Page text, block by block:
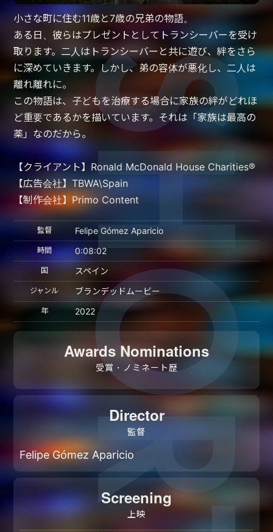
小さな町に住む11歳と7歳の兄弟の物語。
ある日、彼らはプレゼントとしてトランシーバーを受け
取ります。二人はトランシーバーと共に遊び、絆をさら
に深めていきます。しかし、弟の容体が悪化し、二人は
離れ離れに。
この物語は、子どもを治療する場合に家族の絆がどれほ
ど重要であるかを描いています。それは「家族は最高の
薬」なのだから。
【クライアント】Ronald McDonald House Charities®
【広告会社】TBWA\Spain
【制作会社】Primo Content
監督 Felipe Gómez Aparicio
時間 0:08:02
国 スペイン
ジャンル ブランデッドムービー
年 2022
Awards Nominations
受賞・ノミネート歴
Director
監督
Felipe Gómez Aparicio
Screening
上映